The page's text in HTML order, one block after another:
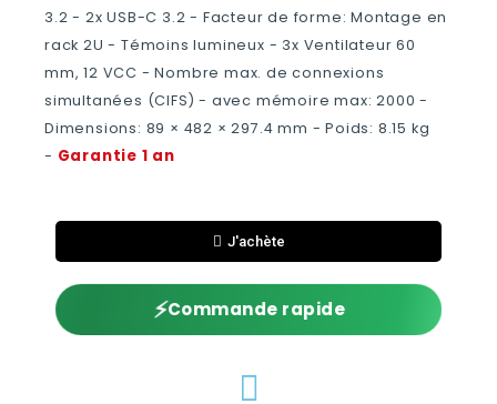
3.2 - 2x USB-C 3.2 - Facteur de forme: Montage en
rack 2U - Témoins lumineux - 3x Ventilateur 60
mm, 12 VCC - Nombre max. de connexions
simultanées (CIFS) - avec mémoire max: 2000 -
Dimensions: 89 × 482 × 297.4 mm - Poids: 8.15 kg
- Garantie 1 an
J'achète
⚡Commande rapide